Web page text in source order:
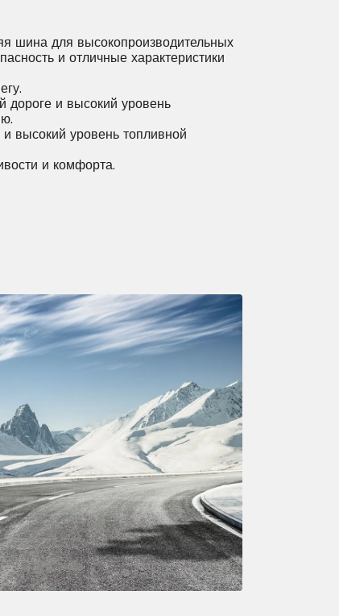
шина для высокопроизводительных
и отличные характеристики
дороге и высокий уровень
высокий уровень топливной
и комфорта.